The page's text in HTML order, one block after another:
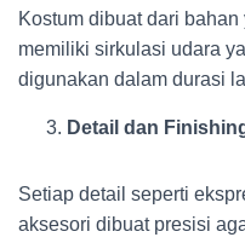
Kostum dibuat dari
memiliki sirkulasi udara
digunakan dalam durasi
Detail dan
Setiap detail seperti
aksesori dibuat presisi